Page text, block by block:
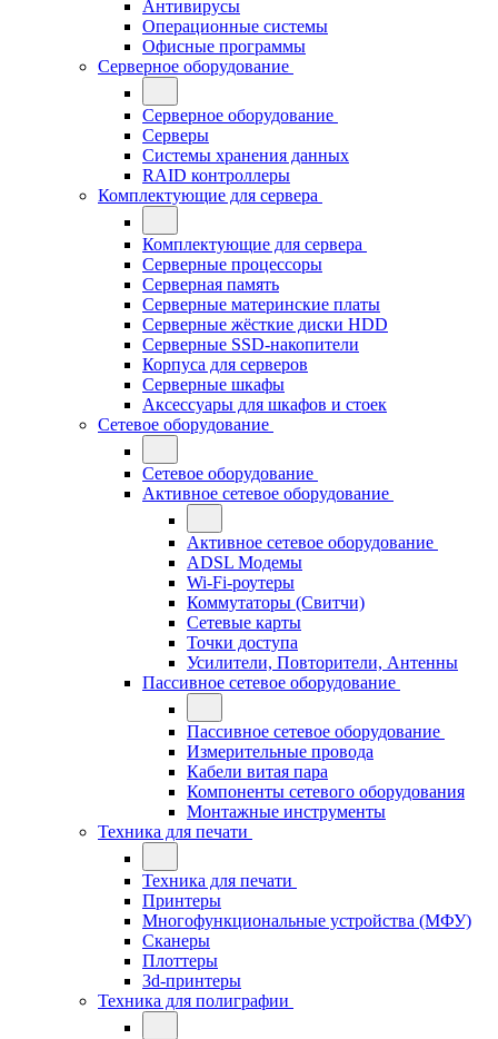
Антивирусы
Операционные системы
Офисные программы
Серверное оборудование
Серверное оборудование
Серверы
Системы хранения данных
RAID контроллеры
Комплектующие для сервера
Комплектующие для сервера
Серверные процессоры
Серверная память
Серверные материнские платы
Серверные жёсткие диски HDD
Серверные SSD-накопители
Корпуса для серверов
Серверные шкафы
Аксессуары для шкафов и стоек
Сетевое оборудование
Сетевое оборудование
Активное сетевое оборудование
Активное сетевое оборудование
ADSL Модемы
Wi-Fi-роутеры
Коммутаторы (Свитчи)
Сетевые карты
Точки доступа
Усилители, Повторители, Антенны
Пассивное сетевое оборудование
Пассивное сетевое оборудование
Измерительные провода
Кабели витая пара
Компоненты сетевого оборудования
Монтажные инструменты
Техника для печати
Техника для печати
Принтеры
Многофункциональные устройства (МФУ)
Сканеры
Плоттеры
3d-принтеры
Техника для полиграфии